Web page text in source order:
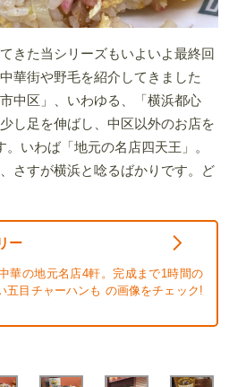
きた当シリーズもいよいよ最終回
華街や野毛を紹介してきました
中区」、いわゆる、「横浜都心
し足を伸ばし、中区以外のお店を
いわば「地元の名店四天王」。
さすが横浜と唸るばかりです。ど
ー
華の地元名店4軒。完成まで1時間の
五目チャーハンも の画像をチェック!